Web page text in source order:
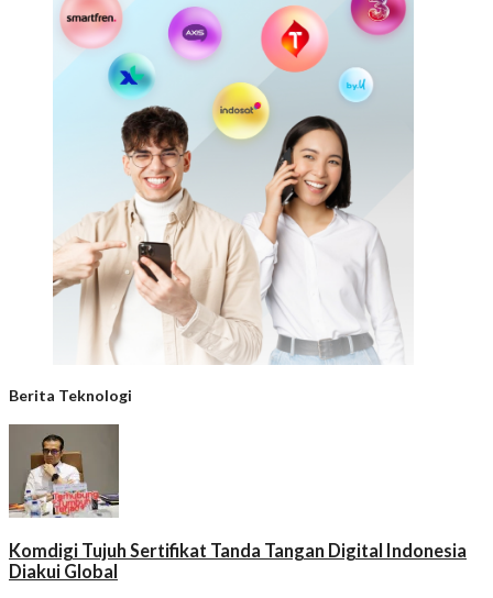
Berita Teknologi
Komdigi Tujuh Sertifikat Tanda Tangan Digital Indonesia
Diakui Global